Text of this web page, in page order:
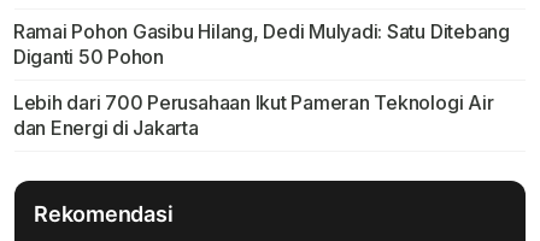
Ramai Pohon Gasibu Hilang, Dedi Mulyadi: Satu Ditebang
Diganti 50 Pohon
Lebih dari 700 Perusahaan Ikut Pameran Teknologi Air
dan Energi di Jakarta
Rekomendasi